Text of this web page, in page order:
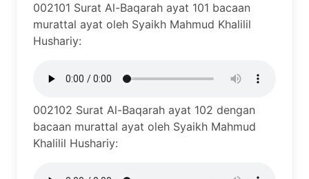
002101 Surat Al-Baqarah ayat 101 bacaan
murattal ayat oleh Syaikh Mahmud Khalilil
Hushariy:
002102 Surat Al-Baqarah ayat 102 dengan
bacaan murattal ayat oleh Syaikh Mahmud
Khalilil Hushariy: